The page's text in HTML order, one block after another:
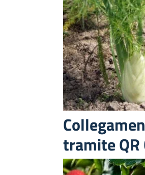
tramite QR